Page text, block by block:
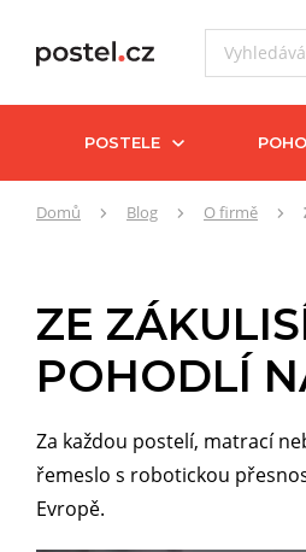
POSTELE
ZdeDomů Blog O firmě
ZE
POHODLÍ
Za každou postelí, matrací
řemeslo s robotickou
Evropě.